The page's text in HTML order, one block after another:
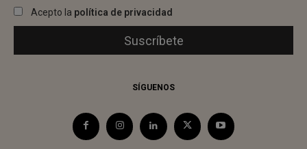
Acepto la política de privacidad
SÍGUENOS